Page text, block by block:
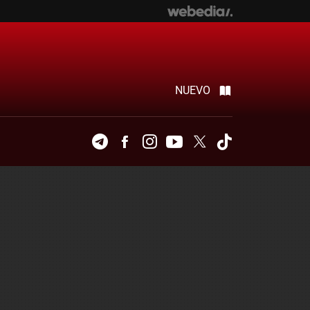
NUEVO
TelegramFacebookInstagramYoutubeTwitter